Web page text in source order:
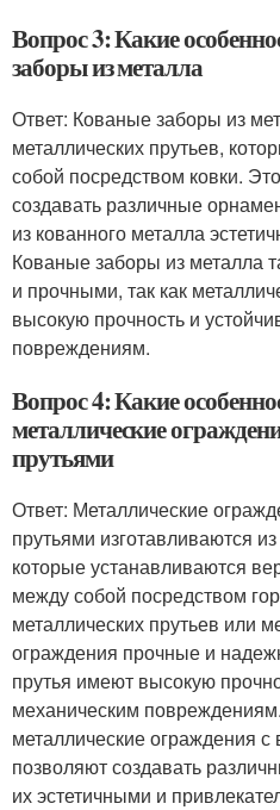
Вопрос 3: Какие
заборы из металла
Ответ: Кованые заборы из
металлических прутьев,
собой посредством ковки.
создавать различные
из кованного металла
Кованые заборы из металла
и прочными, так как
высокую прочность и
повреждениям.
Вопрос 4: Какие
металлические
прутьями
Ответ: Металлические
прутьями изготавливаются
которые устанавливаются
между собой посредством
металлических прутьев или
ограждения прочные и
прутья имеют высокую
механическим
металлические ограждения
позволяют создавать
их эстетичными и